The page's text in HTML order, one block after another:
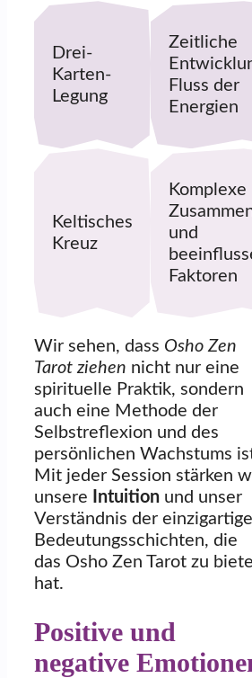
Drei-
Karten-
Legung
Zeitliche
Fluss der
Energien
Keltisches
Kreuz
Komplexe
und
Faktoren
Wir sehen, dass Osho Zen
Tarot ziehen nicht nur eine
spirituelle Praktik, sondern
auch eine Methode der
Selbstreflexion und des
persönlichen Wachstums
Mit jeder Session stärken
unsere
Intuition und unser
Verständnis der
Bedeutungsschichten, die
das Osho Zen Tarot zu
hat.
Positive und
negative